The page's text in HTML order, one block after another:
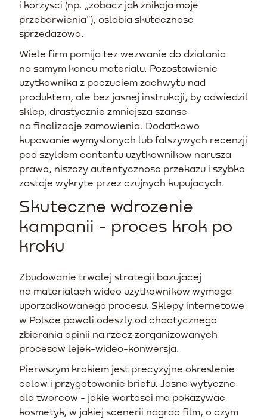
i korzysci (np. „zobacz jak znikaja moje
przebarwienia"), oslabia skutecznosc
sprzedazowa.
Wiele firm pomija tez wezwanie do dzialania
na samym koncu materialu. Pozostawienie
uzytkownika z poczuciem zachwytu nad
produktem, ale bez jasnej instrukcji, by odwiedzil
sklep, drastycznie zmniejsza szanse
na finalizacje zamowienia. Dodatkowo
kupowanie wymyslonych lub falszywych recenzji
pod szyldem contentu uzytkownikow narusza
prawo, niszczy autentycznosc przekazu i szybko
zostaje wykryte przez czujnych kupujacych.
Skuteczne wdrozenie
kampanii - proces krok po
kroku
Zbudowanie trwalej strategii bazujacej
na materialach wideo uzytkownikow wymaga
uporzadkowanego procesu. Sklepy internetowe
w Polsce powoli odeszly od chaotycznego
zbierania opinii na rzecz zorganizowanych
procesow lejek-wideo-konwersja.
Pierwszym krokiem jest precyzyjne okreslenie
celow i przygotowanie briefu. Jasne wytyczne
dla tworcow - jakie wartosci ma pokazywac
kosmetyk, w jakiej scenerii nagrac film, o czym